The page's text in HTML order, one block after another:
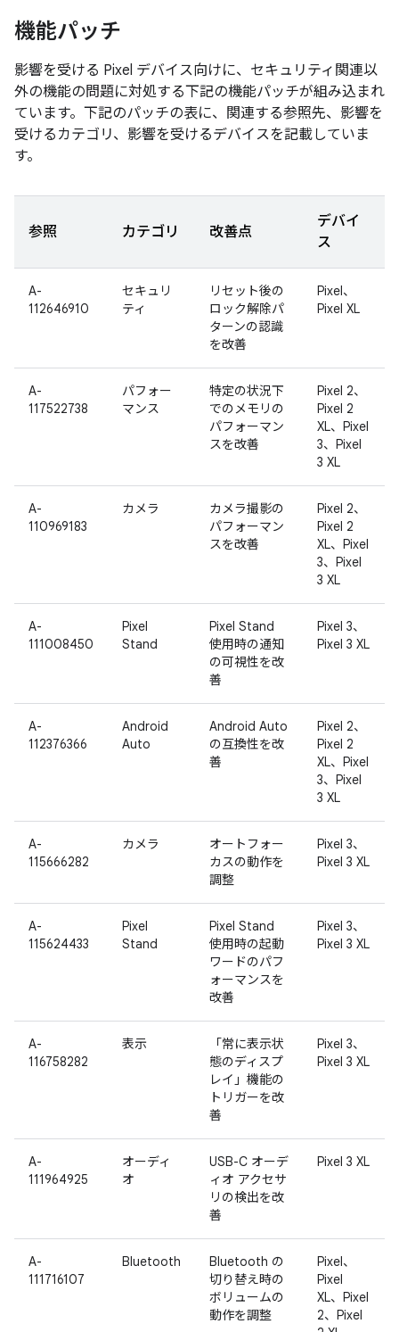
機能パッチ
影響を受ける Pixel デバイス向けに、セキュリティ関連以
外の機能の問題に対処する下記の機能パッチが組み込まれ
ています。下記のパッチの表に、関連する参照先、影響を
受けるカテゴリ、影響を受けるデバイスを記載していま
す。
参照 カテゴリ 改善点
デバイ
ス
A-
112646910
セキュリ
ティ
リセット後の
ロック解除パ
ターンの認識
を改善
Pixel、
Pixel XL
A-
117522738
パフォー
マンス
特定の状況下
でのメモリの
パフォーマン
スを改善
Pixel 2、
Pixel 2
XL、Pixel
3、Pixel
3 XL
A-
110969183
カメラ
カメラ撮影の
パフォーマン
スを改善
Pixel 2、
Pixel 2
XL、Pixel
3、Pixel
3 XL
A-
111008450
Pixel
Stand
Pixel Stand
使用時の通知
の可視性を改
善
Pixel 3、
Pixel 3 XL
A-
112376366
Android
Auto
Android Auto
の互換性を改
善
Pixel 2、
Pixel 2
XL、Pixel
3、Pixel
3 XL
A-
115666282
カメラ
オートフォー
カスの動作を
調整
Pixel 3、
Pixel 3 XL
A-
115624433
Pixel
Stand
Pixel Stand
使用時の起動
ワードのパフ
ォーマンスを
改善
Pixel 3、
Pixel 3 XL
A-
116758282
表示
「常に表示状
態のディスプ
レイ」機能の
トリガーを改
善
Pixel 3、
Pixel 3 XL
A-
111964925
オーディ
オ
USB-C オーデ
ィオ アクセサ
リの検出を改
善
Pixel 3 XL
A-
111716107
Bluetooth
Bluetooth の
切り替え時の
ボリュームの
動作を調整
Pixel、
Pixel
XL、Pixel
2、Pixel